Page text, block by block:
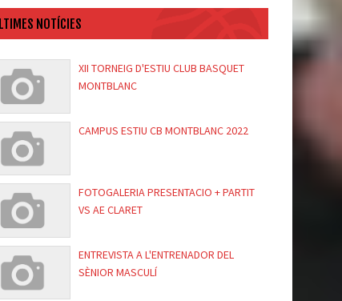
NOTÍCIES
XII TORNEIG D'ESTIU CLUB BASQUET
MONTBLANC
CAMPUS ESTIU CB MONTBLANC 2022
FOTOGALERIA PRESENTACIO + PARTIT
VS AE CLARET
ENTREVISTA A L'ENTRENADOR DEL
SÈNIOR MASCULÍ